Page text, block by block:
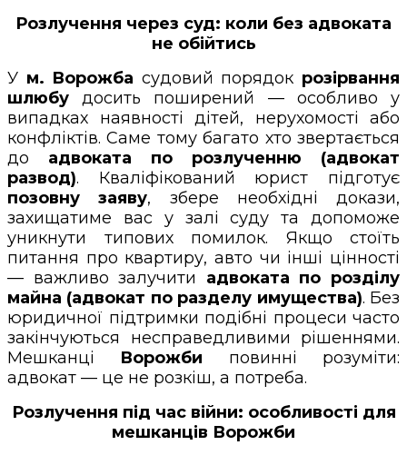
Розлучення через суд: коли без адвоката
не обійтись
У м. Ворожба судовий порядок розірвання
шлюбу досить поширений — особливо у
випадках наявності дітей, нерухомості або
конфліктів. Саме тому багато хто звертається
до адвоката по розлученню (адвокат
развод). Кваліфікований юрист підготує
позовну заяву, збере необхідні докази,
захищатиме вас у залі суду та допоможе
уникнути типових помилок. Якщо стоїть
питання про квартиру, авто чи інші цінності
— важливо залучити адвоката по розділу
майна (адвокат по разделу имущества). Без
юридичної підтримки подібні процеси часто
закінчуються несправедливими рішеннями.
Мешканці Ворожби повинні розуміти:
адвокат — це не розкіш, а потреба.
Розлучення під час війни: особливості для
мешканців Ворожби